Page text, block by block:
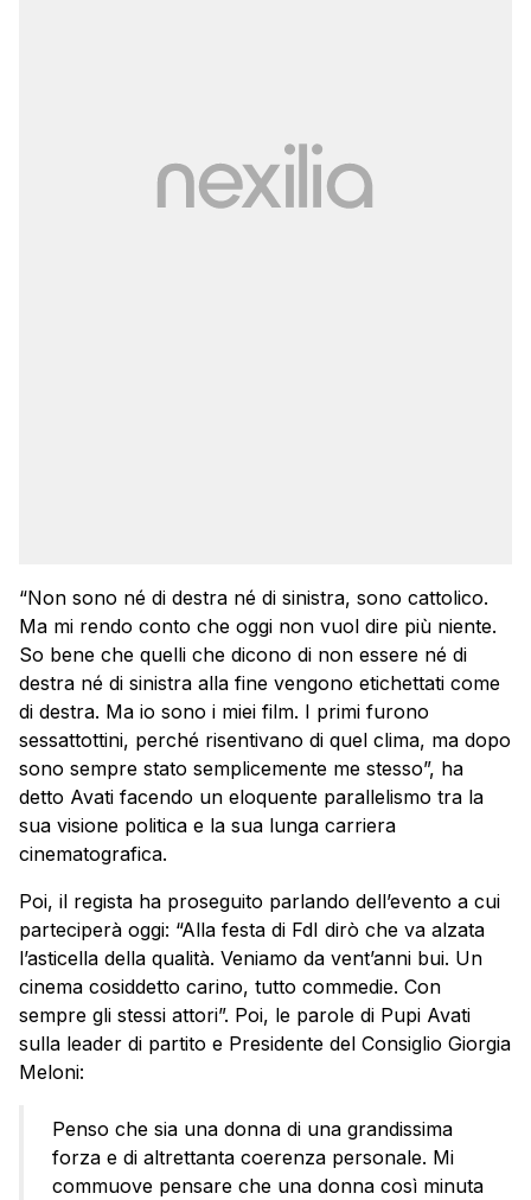
“Non sono né di destra né di sinistra, sono cattolico.
Ma mi rendo conto che oggi non vuol dire più niente.
So bene che quelli che dicono di non essere né di
destra né di sinistra alla fine vengono etichettati come
di destra. Ma io sono i miei film. I primi furono
sessattottini, perché risentivano di quel clima, ma dopo
sono sempre stato semplicemente me stesso”, ha
detto Avati facendo un eloquente parallelismo tra la
sua visione politica e la sua lunga carriera
cinematografica.
Poi, il regista ha proseguito parlando dell’evento a cui
parteciperà oggi: “Alla festa di FdI dirò che va alzata
l’asticella della qualità. Veniamo da vent’anni bui. Un
cinema cosiddetto carino, tutto commedie. Con
sempre gli stessi attori”. Poi, le parole di Pupi Avati
sulla leader di partito e Presidente del Consiglio Giorgia
Meloni:
Penso che sia una donna di una grandissima
forza e di altrettanta coerenza personale. Mi
commuove pensare che una donna così minuta